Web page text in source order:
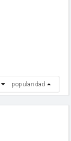
popularidad